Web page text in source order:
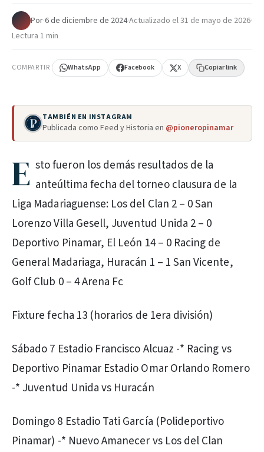
Por·6 de diciembre de 2024·Actualizado el31 de mayo de 2026·
Lectura 1 min
COMPARTIR WhatsApp Facebook X Copiar link
TAMBIÉN EN INSTAGRAM
Publicada como Feed y Historia en @pioneropinamar
E sto fueron los demás resultados de la
anteúltima fecha del torneo clausura de la
Liga Madariaguense: Los del Clan 2 – 0 San
Lorenzo Villa Gesell, Juventud Unida 2 – 0
Deportivo Pinamar, El León 14 – 0 Racing de
General Madariaga, Huracán 1 – 1 San Vicente,
Golf Club 0 – 4 Arena Fc
Fixture fecha 13 (horarios de 1era división)
Sábado 7 Estadio Francisco Alcuaz -* Racing vs
Deportivo Pinamar Estadio Omar Orlando Romero
-* Juventud Unida vs Huracán
Domingo 8 Estadio Tati García (Polideportivo
Pinamar) -* Nuevo Amanecer vs Los del Clan